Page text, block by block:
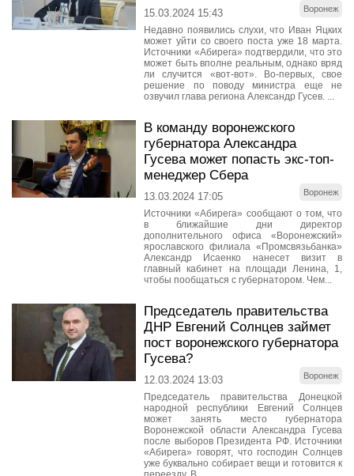
Воронеж
15.03.2024 15:43
Недавно появились слухи, что Иван Яцких
может уйти со своего поста уже 18 марта.
Источники «Абирега» подтвердили, что это
может быть вполне реальным, однако вряд
ли случится «вот-вот». Во-первых, свое
решение по поводу министра еще не
озвучил глава региона Александр Гусев. ...
В команду воронежского
губернатора Александра
Гусева может попасть экс-топ-
менеджер Сбера
Воронеж
13.03.2024 17:05
Источники «Абирега» сообщают о том, что
в ближайшие дни директор
дополнительного офиса «Воронежский»
ярославского филиала «Промсвязьбанка»
Александр Исаенко нанесет визит в
главный кабинет на площади Ленина, 1,
чтобы пообщаться с губернатором. Чем...
Председатель правительства
ДНР Евгений Солнцев займет
пост воронежского губернатора
Гусева?
Воронеж
12.03.2024 13:03
Председатель правительства Донецкой
народной республики Евгений Солнцев
может занять место губернатора
Воронежской области Александра Гусева
после выборов Президента РФ. Источники
«Абирега» говорят, что господин Солнцев
уже буквально собирает вещи и готовится к